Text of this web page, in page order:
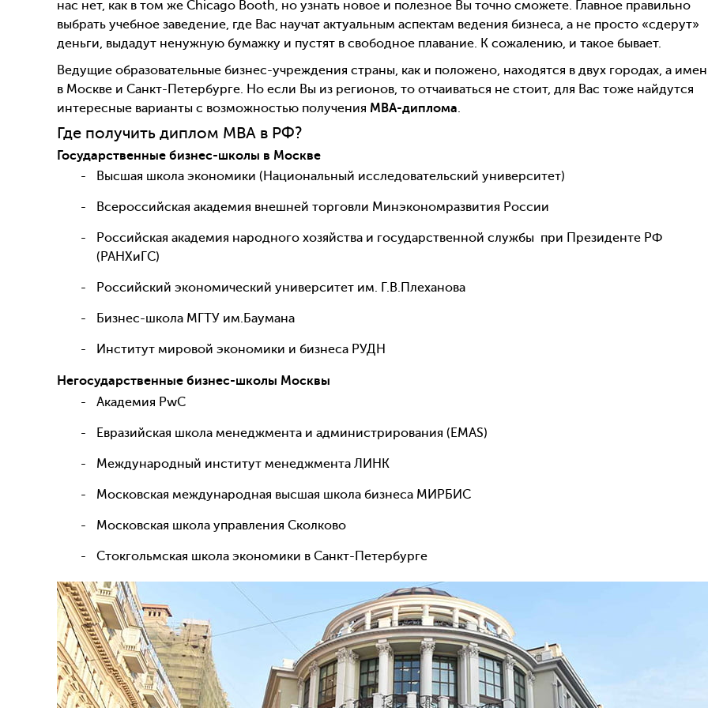
нас нет, как в том же Chicago Booth, но узнать новое и полезное Вы точно сможете. Главное правильно
выбрать учебное заведение, где Вас научат актуальным аспектам ведения бизнеса, а не просто «сдерут»
деньги, выдадут ненужную бумажку и пустят в свободное плавание. К сожалению, и такое бывает.
Ведущие образовательные бизнес-учреждения страны, как и положено, находятся в двух городах, а
в Москве и Санкт-Петербурге. Но если Вы из регионов, то отчаиваться не стоит, для Вас тоже найдутся
интересные варианты с возможностью получения MBA-диплома.
Где получить диплом MBA в РФ?
Государственные бизнес-школы в Москве
Высшая школа экономики (Национальный исследовательский университет)
Всероссийская академия внешней торговли Минэкономразвития России
Российская академия народного хозяйства и государственной службы при Президенте РФ
(РАНХиГС)
Российский экономический университет им. Г.В.Плеханова
Бизнес-школа МГТУ им.Баумана
Институт мировой экономики и бизнеса РУДН
Негосударственные бизнес-школы Москвы
Академия PwC
Евразийская школа менеджмента и администрирования (EMAS)
Международный институт менеджмента ЛИНК
Московская международная высшая школа бизнеса МИРБИС
Московская школа управления Сколково
Стокгольмская школа экономики в Санкт-Петербурге